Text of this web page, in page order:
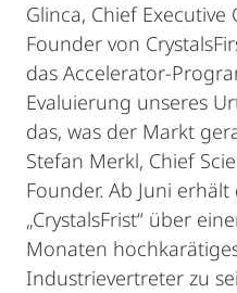
Glinca, Chief Executive
Founder von
das Accelerator-
Evaluierung unseres
das, was der Markt
Stefan Merkl, Chief
Founder. Ab Juni erhält
„CrystalsFrist“ über
Monaten
Industrievertreter zu